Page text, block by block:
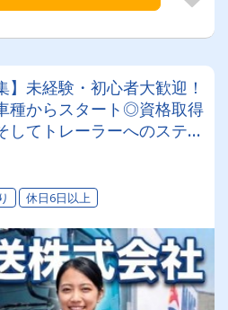
】未経験・初心者大歓迎！
種からスタート◎資格取得
てトレーラーへのステッ
代の若手活躍中！手厚
イバー」に育てます！
休日6日以上